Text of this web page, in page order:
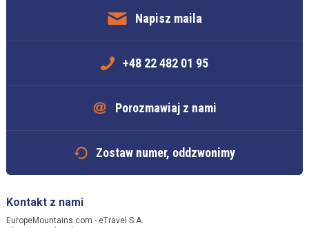
Napisz maila
+48 22 482 01 95
Porozmawiaj z nami
Zostaw numer, oddzwonimy
Kontakt z nami
EuropeMountains.com - eTravel S.A.